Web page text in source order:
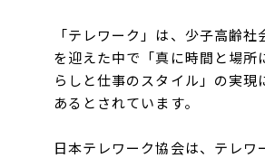
「テレワーク」は、少子高齢
を迎えた中で「真に時間と場所
らしと仕事のスタイル」の実現
あるとされています。
日本テレワーク協会は、テレワ